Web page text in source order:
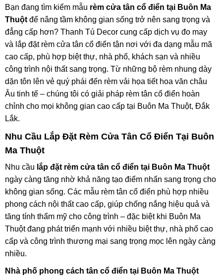
Bạn đang tìm kiếm mẫu rèm cửa tân cổ điển tại Buôn Ma
Thuột để nâng tầm không gian sống trở nên sang trọng và
đẳng cấp hơn? Thanh Tú Decor cung cấp dịch vụ đo may
và lắp đặt rèm cửa tân cổ điển tận nơi với đa dạng mẫu mã
cao cấp, phù hợp biệt thự, nhà phố, khách sạn và nhiều
công trình nội thất sang trọng. Từ những bộ rèm nhung dày
dặn tôn lên vẻ quý phái đến rèm vải họa tiết hoa văn châu
Âu tinh tế – chúng tôi có giải pháp rèm tân cổ điển hoàn
chỉnh cho mọi không gian cao cấp tại Buôn Ma Thuột, Đắk
Lắk.
Nhu Cầu Lắp Đặt Rèm Cửa Tân Cổ Điển Tại Buôn
Ma Thuột
Nhu cầu lắp đặt rèm cửa tân cổ điển tại Buôn Ma Thuột
ngày càng tăng nhờ khả năng tạo điểm nhấn sang trọng cho
không gian sống. Các mẫu rèm tân cổ điển phù hợp nhiều
phong cách nội thất cao cấp, giúp chống nắng hiệu quả và
tăng tính thẩm mỹ cho công trình – đặc biệt khi Buôn Ma
Thuột đang phát triển mạnh với nhiều biệt thự, nhà phố cao
cấp và công trình thương mại sang trọng mọc lên ngày càng
nhiều.
Nhà phố phong cách tân cổ điển tại Buôn Ma Thuột